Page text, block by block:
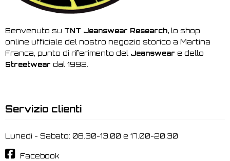
Benvenuto su TNT Jeanswear Research, lo shop
online ufficiale del nostro negozio storico a Martina
Franca, punto di riferimento del Jeanswear e dello
Streetwear dal 1992.
Servizio clienti
Lunedi - Sabato: 08.30-13.00 e 17.00-20.30
Facebook